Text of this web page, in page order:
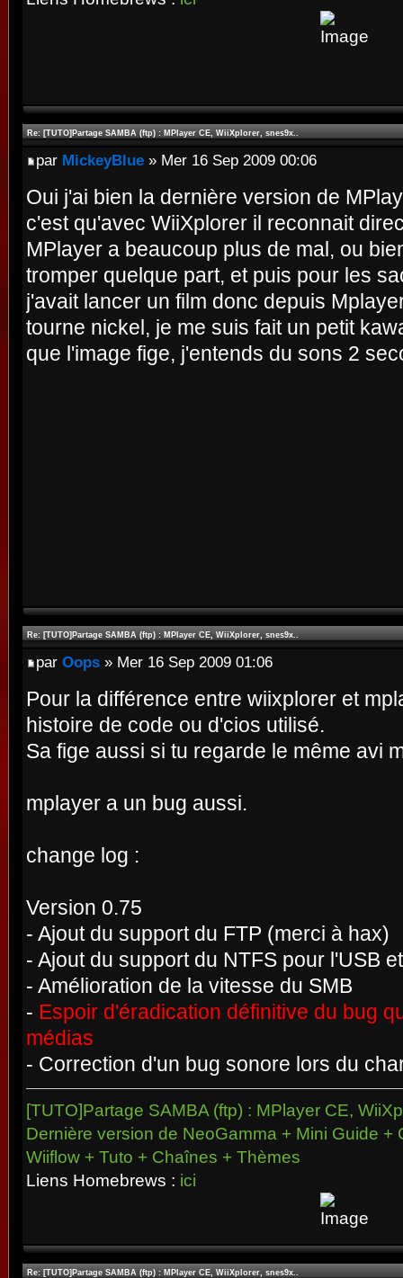
Re: [TUTO]Partage SAMBA (ftp) : MPlayer CE, WiiXplorer, snes9x..
par MickeyBlue » Mer 16 Sep 2009 00:06
Oui j'ai bien la dernière version de
c'est qu'avec WiiXplorer il reconnait
MPlayer a beaucoup plus de mal, ou
tromper quelque part, et puis pour les
j'avait lancer un film donc depuis
tourne nickel, je me suis fait un petit
que l'image fige, j'entends du sons 2
Re: [TUTO]Partage SAMBA (ftp) : MPlayer CE, WiiXplorer, snes9x..
par Oops » Mer 16 Sep 2009 01:06
Pour la différence entre wiixplorer et
histoire de code ou d'cios utilisé.
Sa fige aussi si tu regarde le même avi
mplayer a un bug aussi.
change log :
Version 0.75
- Ajout du support du FTP (merci à hax)
- Ajout du support du NTFS pour l'USB
- Amélioration de la vitesse du SMB
- Espoir d'éradication définitive du bug
médias
- Correction d'un bug sonore lors du
[TUTO]Partage SAMBA (ftp) : MPlayer CE,
Dernière version de NeoGamma + Mini Guide +
Wiiflow + Tuto + Chaînes + Thèmes
Liens Homebrews : ici
Re: [TUTO]Partage SAMBA (ftp) : MPlayer CE, WiiXplorer, snes9x..